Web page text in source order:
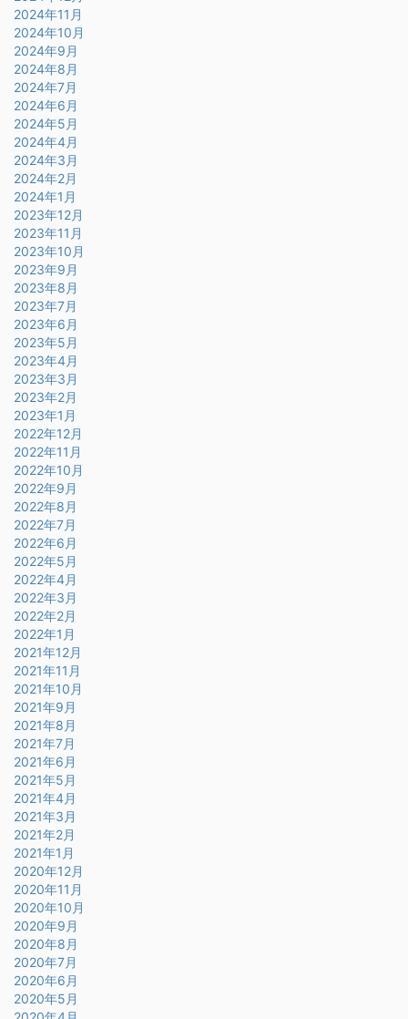
2024年11月
2024年10月
2024年9月
2024年8月
2024年7月
2024年6月
2024年5月
2024年4月
2024年3月
2024年2月
2024年1月
2023年12月
2023年11月
2023年10月
2023年9月
2023年8月
2023年7月
2023年6月
2023年5月
2023年4月
2023年3月
2023年2月
2023年1月
2022年12月
2022年11月
2022年10月
2022年9月
2022年8月
2022年7月
2022年6月
2022年5月
2022年4月
2022年3月
2022年2月
2022年1月
2021年12月
2021年11月
2021年10月
2021年9月
2021年8月
2021年7月
2021年6月
2021年5月
2021年4月
2021年3月
2021年2月
2021年1月
2020年12月
2020年11月
2020年10月
2020年9月
2020年8月
2020年7月
2020年6月
2020年5月